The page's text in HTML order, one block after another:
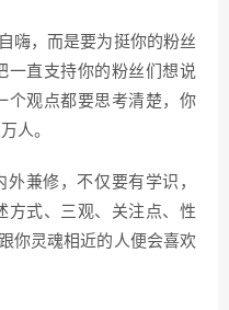
嗨，而是要为挺你的粉丝
一直支持你的粉丝们想说
个观点都要思考清楚，你
人。
兼修，不仅要有学识，
方式、三观、关注点、性
你灵魂相近的人便会喜欢